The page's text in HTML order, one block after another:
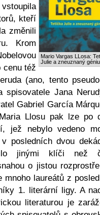
Mario Vargas LLosa:
Julie a zneuznaný
kteří
změnili
Krom
cenu též
(ano, tento
spisovatele Jana
Gabriel García
Llosu pak lze po
jež nebylo vedeno
posledních dvou
jinými klíči než
o jistou
laureátů z
1. literární ligy. A
literaturou je